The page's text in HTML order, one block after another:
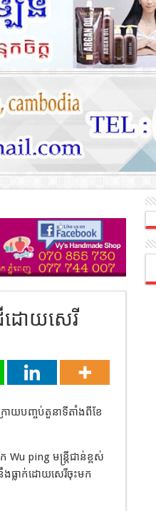
ដោយសេរី
យបញ្ចប់តួនាទីតាំងពីខែ
ping មន្ត្រីជាន់ខ្ពស់
ធ្លាក់ដោយសេរីចុះមក